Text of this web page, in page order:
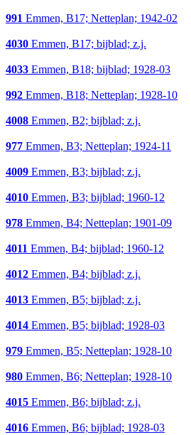
991 Emmen, B17; Netteplan; 1942-02
4030 Emmen, B17; bijblad; z.j.
4033 Emmen, B18; bijblad; 1928-03
992 Emmen, B18; Netteplan; 1928-10
4008 Emmen, B2; bijblad; z.j.
977 Emmen, B3; Netteplan; 1924-11
4009 Emmen, B3; bijblad; z.j.
4010 Emmen, B3; bijblad; 1960-12
978 Emmen, B4; Netteplan; 1901-09
4011 Emmen, B4; bijblad; 1960-12
4012 Emmen, B4; bijblad; z.j.
4013 Emmen, B5; bijblad; z.j.
4014 Emmen, B5; bijblad; 1928-03
979 Emmen, B5; Netteplan; 1928-10
980 Emmen, B6; Netteplan; 1928-10
4015 Emmen, B6; bijblad; z.j.
4016 Emmen, B6; bijblad; 1928-03